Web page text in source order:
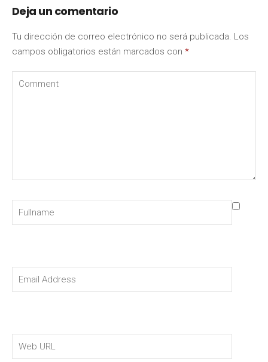
Deja un comentario
Tu dirección de correo electrónico no será publicada. Los
campos obligatorios están marcados con *